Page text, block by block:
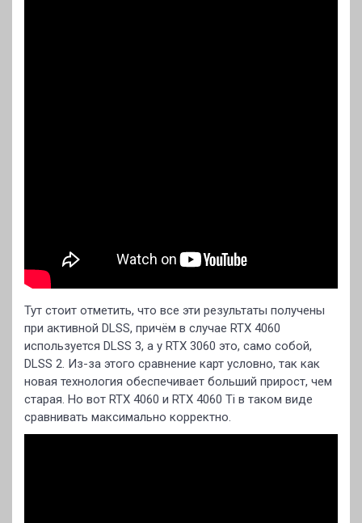
Тут стоит отметить, что все эти результаты получены
при активной DLSS, причём в случае RTX 4060
используется DLSS 3, а у RTX 3060 это, само собой,
DLSS 2. Из-за этого сравнение карт условно, так как
новая технология обеспечивает больший прирост, чем
старая. Но вот RTX 4060 и RTX 4060 Ti в таком виде
сравнивать максимально корректно.